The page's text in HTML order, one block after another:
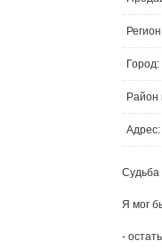
Город:
Район
Адрес:
Судьба
Я мог
-